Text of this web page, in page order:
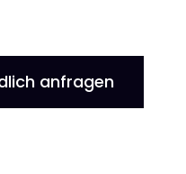
anfragen